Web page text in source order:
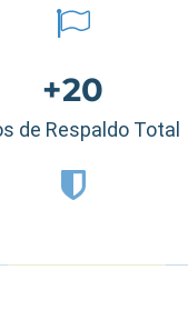
+20
de Respaldo Total